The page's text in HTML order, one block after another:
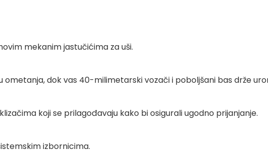
mekanim jastučićima za uši.
dok vas 40-milimetarski vozači i poboljšani bas drže
koji se prilagođavaju kako bi osigurali ugodno prijanjanje.
izbornicima.